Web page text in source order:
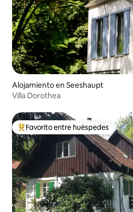
Alojamiento en Seeshaupt
Villa Dorothea
Favorito entre huéspedes preferido
Favorito entre huéspedes